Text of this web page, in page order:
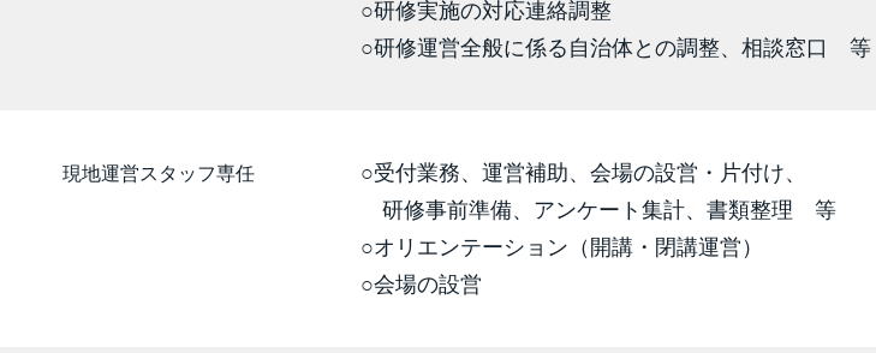
○研修実施の対応連絡調整
○研修運営全般に係る自治体との調整、相談窓口 等
現地運営スタッフ専任
○受付業務、運営補助、会場の設営・片付け、
研修事前準備、アンケート集計、書類整理 等
○オリエンテーション（開講・閉講運営）
○会場の設営